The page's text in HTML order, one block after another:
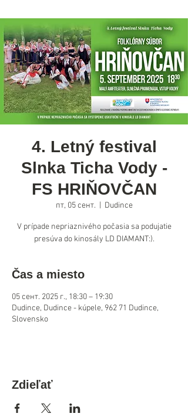
4. Letný festival
Slnka Ticha Vody -
FS HRIŇOVČAN
пт, 05 сент. Dudince
V prípade nepriaznivého počasia sa podujatie
presúva do kinosály LD DIAMANT:).
Čas a miesto
05 сент. 2025 г., 18:30 – 19:30
Dudince, Dudince - kúpele, 962 71 Dudince,
Slovensko
Zdieľať